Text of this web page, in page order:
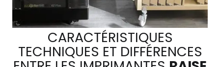
CARACTÉRISTIQUES
TECHNIQUES ET DIFFÉRENCES